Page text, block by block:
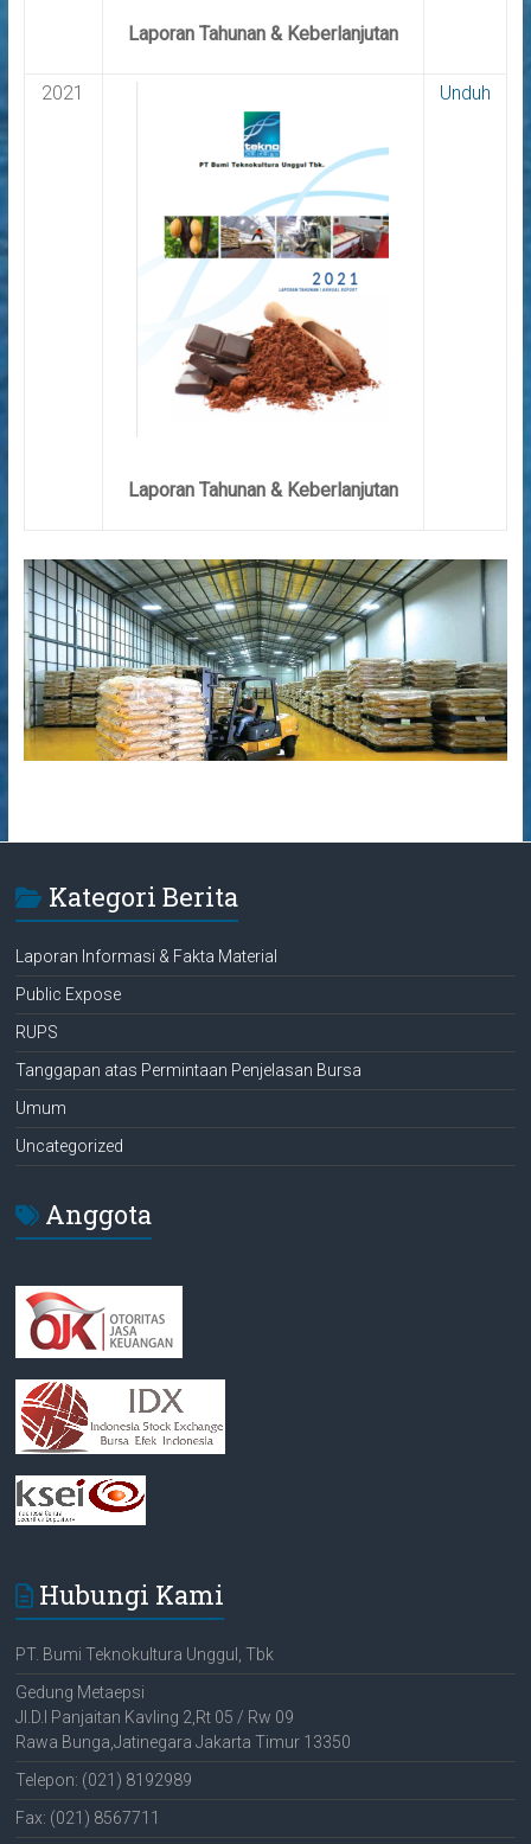
Laporan Tahunan & Keberlanjutan
2021
Laporan Tahunan & Keberlanjutan
Unduh
Kategori Berita
Laporan Informasi & Fakta Material
Public Expose
RUPS
Tanggapan atas Permintaan Penjelasan Bursa
Umum
Uncategorized
Anggota
Hubungi Kami
PT. Bumi Teknokultura Unggul, Tbk
Gedung Metaepsi
Jl.D.I Panjaitan Kavling 2,Rt 05 / Rw 09
Rawa Bunga,Jatinegara Jakarta Timur 13350
Telepon: (021) 8192989
Fax: (021) 8567711